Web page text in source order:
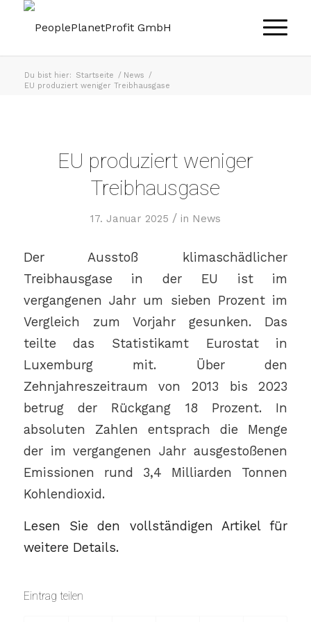
Du bist hier: Startseite / News /
EU produziert weniger Treibhausgase
EU produziert weniger
Treibhausgase
17. Januar 2025 / in News
Der Ausstoß klimaschädlicher
Treibhausgase in der EU ist im
vergangenen Jahr um sieben Prozent im
Vergleich zum Vorjahr gesunken. Das
teilte das Statistikamt Eurostat in
Luxemburg mit. Über den
Zehnjahreszeitraum von 2013 bis 2023
betrug der Rückgang 18 Prozent. In
absoluten Zahlen entsprach die Menge
der im vergangenen Jahr ausgestoßenen
Emissionen rund 3,4 Milliarden Tonnen
Kohlendioxid.
Lesen Sie den vollständigen Artikel für
weitere Details.
Eintrag teilen